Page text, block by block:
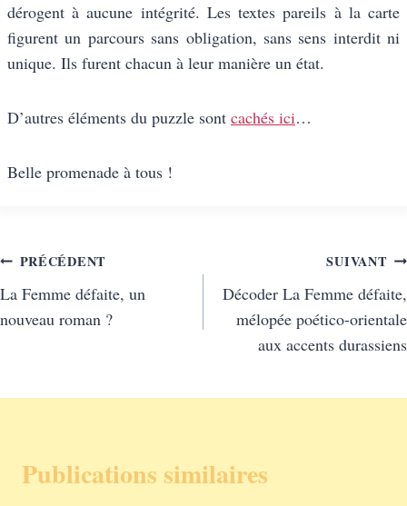
dérogent à aucune intégrité. Les textes pareils à la carte
figurent un parcours sans obligation, sans sens interdit ni
unique. Ils furent chacun à leur manière un état.
D’autres éléments du puzzle sont cachés ici…
Belle promenade à tous !
Navigation
de
PRÉCÉDENT
La Femme défaite, un
nouveau roman ?
SUIVANT
Décoder La Femme défaite,
mélopée poético-orientale
aux accents durassiens
Publications similaires